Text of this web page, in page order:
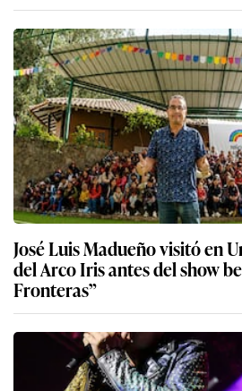
José Luis Madueño visitó en
del Arco Iris antes del show
Fronteras”